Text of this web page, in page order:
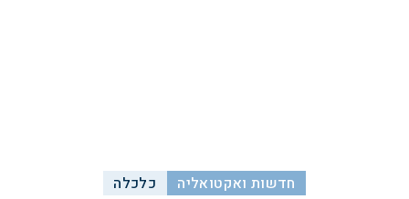
חדשות ואקטואליה כלכלה